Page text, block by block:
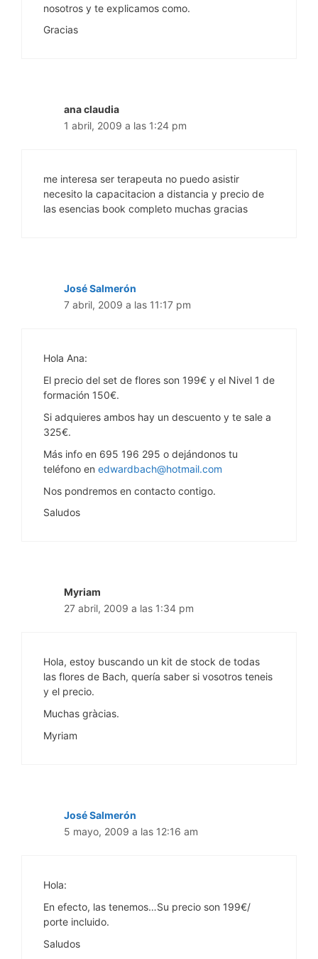
nosotros y te explicamos como.
Gracias
ana claudia
1 abril, 2009 a las 1:24 pm
me interesa ser terapeuta no puedo asistir
necesito la capacitacion a distancia y precio de
las esencias book completo muchas gracias
José Salmerón
7 abril, 2009 a las 11:17 pm
Hola Ana:
El precio del set de flores son 199€ y el Nivel 1 de
formación 150€.
Si adquieres ambos hay un descuento y te sale a
325€.
Más info en 695 196 295 o dejándonos tu
teléfono en edwardbach@hotmail.com
Nos pondremos en contacto contigo.
Saludos
Myriam
27 abril, 2009 a las 1:34 pm
Hola, estoy buscando un kit de stock de todas
las flores de Bach, quería saber si vosotros teneis
y el precio.
Muchas gràcias.
Myriam
José Salmerón
5 mayo, 2009 a las 12:16 am
Hola:
En efecto, las tenemos…Su precio son 199€/
porte incluido.
Saludos